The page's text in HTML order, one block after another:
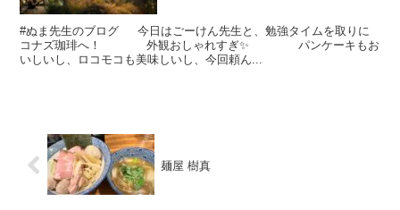
#ぬま先生のブログ 今日はごーけん先生と、勉強タイムを取りに
コナズ珈琲へ！ 外観おしゃれすぎ✨ パンケーキもお
いしいし、ロコモコも美味しいし、今回頼ん...
麺屋 樹真